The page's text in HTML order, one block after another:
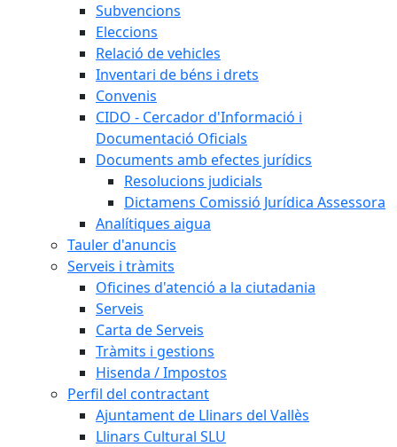
Subvencions
Eleccions
Relació de vehicles
Inventari de béns i drets
Convenis
CIDO - Cercador d'Informació i
Documentació Oficials
Documents amb efectes jurídics
Resolucions judicials
Dictamens Comissió Jurídica Assessora
Analítiques aigua
Tauler d'anuncis
Serveis i tràmits
Oficines d'atenció a la ciutadania
Serveis
Carta de Serveis
Tràmits i gestions
Hisenda / Impostos
Perfil del contractant
Ajuntament de Llinars del Vallès
Llinars Cultural SLU